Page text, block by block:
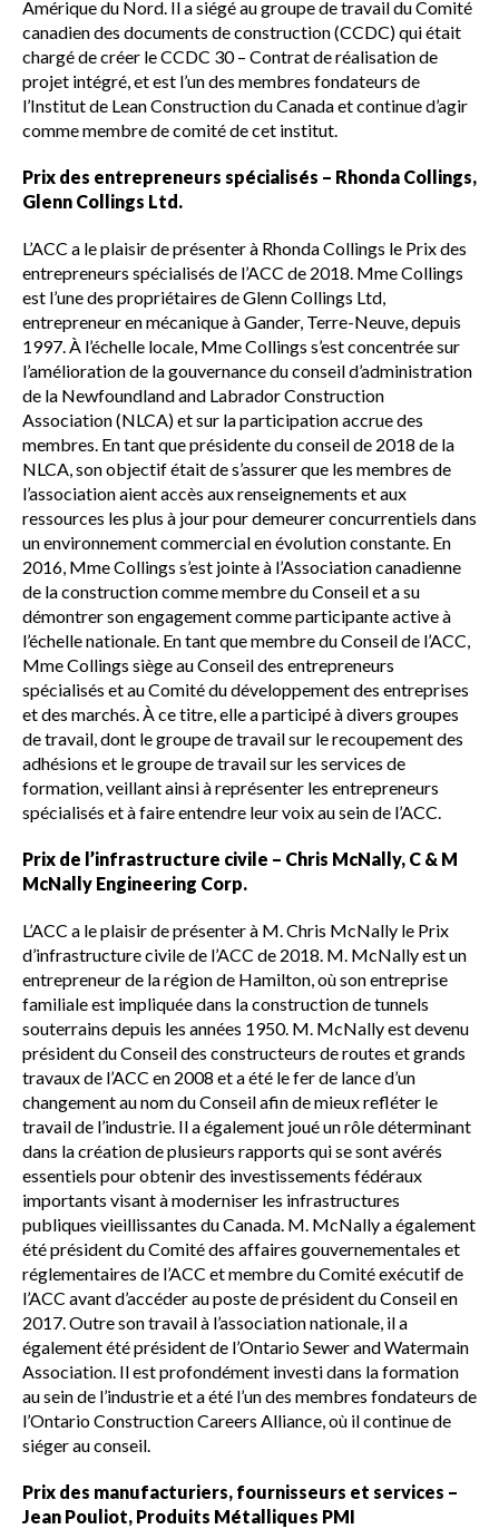
Amérique du Nord. Il a siégé au groupe de travail du Comité
canadien des documents de construction (CCDC) qui était
chargé de créer le CCDC 30 – Contrat de réalisation de
projet intégré, et est l’un des membres fondateurs de
l’Institut de Lean Construction du Canada et continue d’agir
comme membre de comité de cet institut.
Prix des entrepreneurs spécialisés – Rhonda Collings,
Glenn Collings Ltd.
L’ACC a le plaisir de présenter à Rhonda Collings le Prix des
entrepreneurs spécialisés de l’ACC de 2018. Mme Collings
est l’une des propriétaires de Glenn Collings Ltd,
entrepreneur en mécanique à Gander, Terre-Neuve, depuis
1997. À l’échelle locale, Mme Collings s’est concentrée sur
l’amélioration de la gouvernance du conseil d’administration
de la Newfoundland and Labrador Construction
Association (NLCA) et sur la participation accrue des
membres. En tant que présidente du conseil de 2018 de la
NLCA, son objectif était de s’assurer que les membres de
l’association aient accès aux renseignements et aux
ressources les plus à jour pour demeurer concurrentiels dans
un environnement commercial en évolution constante. En
2016, Mme Collings s’est jointe à l’Association canadienne
de la construction comme membre du Conseil et a su
démontrer son engagement comme participante active à
l’échelle nationale. En tant que membre du Conseil de l’ACC,
Mme Collings siège au Conseil des entrepreneurs
spécialisés et au Comité du développement des entreprises
et des marchés. À ce titre, elle a participé à divers groupes
de travail, dont le groupe de travail sur le recoupement des
adhésions et le groupe de travail sur les services de
formation, veillant ainsi à représenter les entrepreneurs
spécialisés et à faire entendre leur voix au sein de l’ACC.
Prix de l’infrastructure civile – Chris McNally, C & M
McNally Engineering Corp.
L’ACC a le plaisir de présenter à M. Chris McNally le Prix
d’infrastructure civile de l’ACC de 2018. M. McNally est un
entrepreneur de la région de Hamilton, où son entreprise
familiale est impliquée dans la construction de tunnels
souterrains depuis les années 1950. M. McNally est devenu
président du Conseil des constructeurs de routes et grands
travaux de l’ACC en 2008 et a été le fer de lance d’un
changement au nom du Conseil afin de mieux refléter le
travail de l’industrie. Il a également joué un rôle déterminant
dans la création de plusieurs rapports qui se sont avérés
essentiels pour obtenir des investissements fédéraux
importants visant à moderniser les infrastructures
publiques vieillissantes du Canada. M. McNally a également
été président du Comité des affaires gouvernementales et
réglementaires de l’ACC et membre du Comité exécutif de
l’ACC avant d’accéder au poste de président du Conseil en
2017. Outre son travail à l’association nationale, il a
également été président de l’Ontario Sewer and Watermain
Association. Il est profondément investi dans la formation
au sein de l’industrie et a été l’un des membres fondateurs de
l’Ontario Construction Careers Alliance, où il continue de
siéger au conseil.
Prix des manufacturiers, fournisseurs et services –
Jean Pouliot, Produits Métalliques PMI